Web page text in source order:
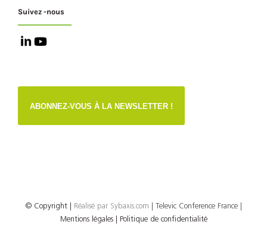
Suivez -nous
ABONNEZ-VOUS À LA NEWSLETTER !
© Copyright Réalisé par Sybaxis.com | Televic Conference France |
Mentions légales |
Politique de confidentialité